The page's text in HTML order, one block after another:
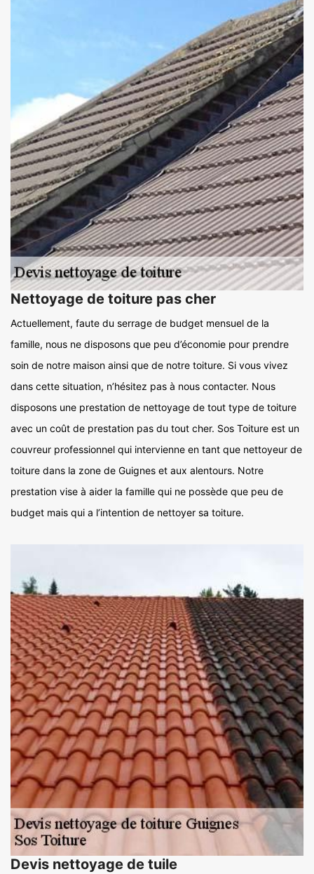
Nettoyage de toiture pas cher
Actuellement, faute du serrage de budget mensuel de la
famille, nous ne disposons que peu d’économie pour prendre
soin de notre maison ainsi que de notre toiture. Si vous vivez
dans cette situation, n’hésitez pas à nous contacter. Nous
disposons une prestation de nettoyage de tout type de toiture
avec un coût de prestation pas du tout cher. Sos Toiture est un
couvreur professionnel qui intervienne en tant que nettoyeur de
toiture dans la zone de Guignes et aux alentours. Notre
prestation vise à aider la famille qui ne possède que peu de
budget mais qui a l’intention de nettoyer sa toiture.
Devis nettoyage de tuile